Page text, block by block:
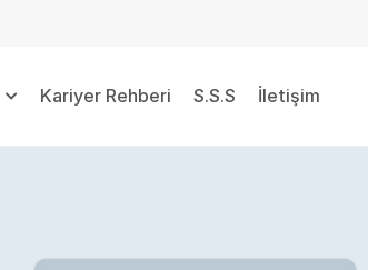
Kariyer Rehberi S.S.S İletişim